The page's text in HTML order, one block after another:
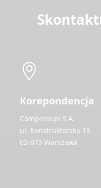
Korepondencja
Comperia.pl S.A.
ul. Konstruktorska 13
02-673 Warszawa